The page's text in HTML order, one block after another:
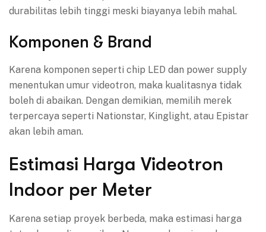
durabilitas lebih tinggi meski biayanya lebih mahal.
Komponen & Brand
Karena komponen seperti chip LED dan power supply
menentukan umur videotron, maka kualitasnya tidak
boleh di abaikan. Dengan demikian, memilih merek
terpercaya seperti Nationstar, Kinglight, atau Epistar
akan lebih aman.
Estimasi Harga Videotron
Indoor per Meter
Karena setiap proyek berbeda, maka estimasi harga